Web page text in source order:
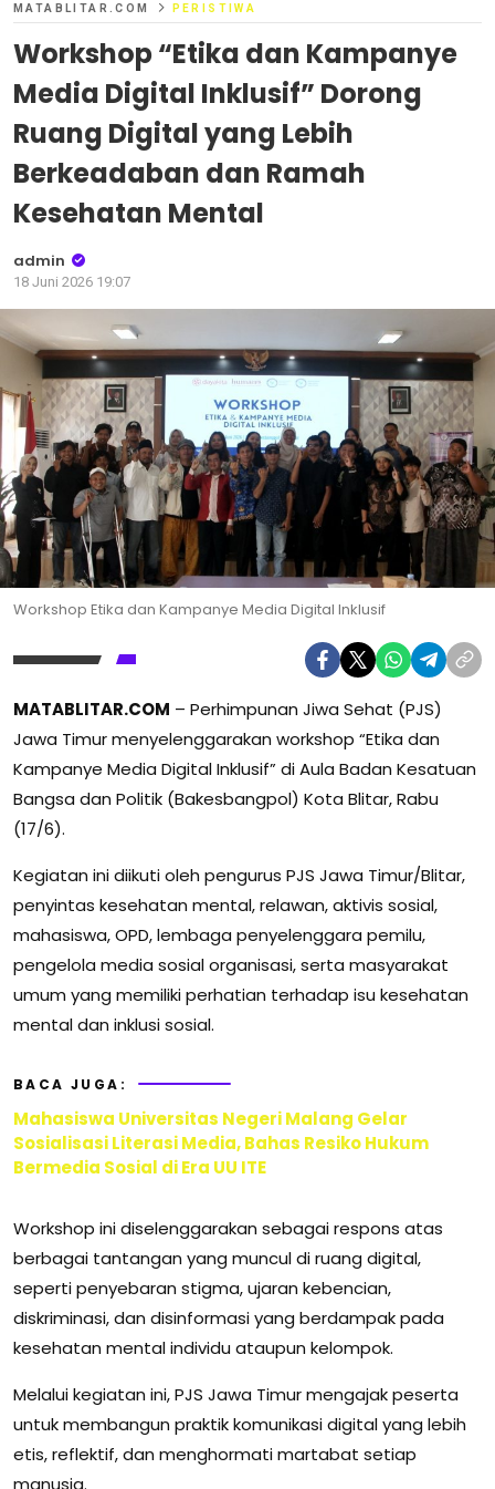
MATABLITAR.COM PERISTIWA
Workshop “Etika dan Kampanye
Media Digital Inklusif” Dorong
Ruang Digital yang Lebih
Berkeadaban dan Ramah
Kesehatan Mental
admin
18 Juni 2026 19:07
Workshop Etika dan Kampanye Media Digital Inklusif
MATABLITAR.COM – Perhimpunan Jiwa Sehat (PJS)
Jawa Timur menyelenggarakan workshop “Etika dan
Kampanye Media Digital Inklusif” di Aula Badan Kesatuan
Bangsa dan Politik (Bakesbangpol) Kota Blitar, Rabu
(17/6).
Kegiatan ini diikuti oleh pengurus PJS Jawa Timur/Blitar,
penyintas kesehatan mental, relawan, aktivis sosial,
mahasiswa, OPD, lembaga penyelenggara pemilu,
pengelola media sosial organisasi, serta masyarakat
umum yang memiliki perhatian terhadap isu kesehatan
mental dan inklusi sosial.
BACA JUGA:
Mahasiswa Universitas Negeri Malang Gelar
Sosialisasi Literasi Media, Bahas Resiko Hukum
Bermedia Sosial di Era UU ITE
Workshop ini diselenggarakan sebagai respons atas
berbagai tantangan yang muncul di ruang digital,
seperti penyebaran stigma, ujaran kebencian,
diskriminasi, dan disinformasi yang berdampak pada
kesehatan mental individu ataupun kelompok.
Melalui kegiatan ini, PJS Jawa Timur mengajak peserta
untuk membangun praktik komunikasi digital yang lebih
etis, reflektif, dan menghormati martabat setiap
manusia.